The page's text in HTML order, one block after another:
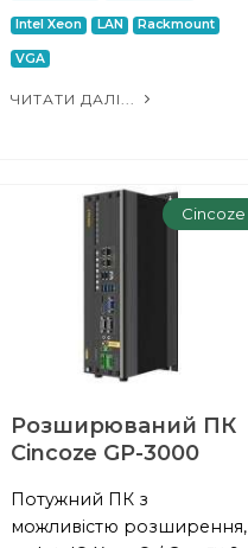
Intel Xeon LAN Rackmount
VGA
ЧИТАТИ ДАЛІ...
Cincoze
Розширюваний ПК
Cincoze GP-3000
Потужний ПК з
можливістю розширення,